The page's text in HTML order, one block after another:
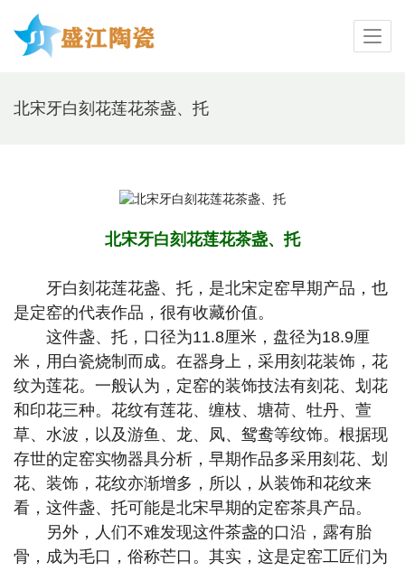
北宋牙白刻花莲花茶盏、托
北宋牙白刻花莲花茶盏、托
牙白刻花莲花盏、托，是北宋定窑早期产品，也
是定窑的代表作品，很有收藏价值。
这件盏、托，口径为11.8厘米，盘径为18.9厘
米，用白瓷烧制而成。在器身上，采用刻花装饰，花
纹为莲花。一般认为，定窑的装饰技法有刻花、划花
和印花三种。花纹有莲花、缠枝、塘荷、牡丹、萱
草、水波，以及游鱼、龙、凤、鸳鸯等纹饰。根据现
存世的定窑实物器具分析，早期作品多采用刻花、划
花、装饰，花纹亦渐增多，所以，从装饰和花纹来
看，这件盏、托可能是北宋早期的定窑茶具产品。
另外，人们不难发现这件茶盏的口沿，露有胎
骨，成为毛口，俗称芒口。其实，这是定窑工匠们为